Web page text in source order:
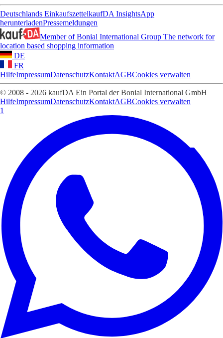
Deutschlands EinkaufszettelkaufDA InsightsApp
herunterladenPressemeldungen
Member of Bonial International Group The network for
location based shopping information
DE
FR
HilfeImpressumDatenschutzKontaktAGBCookies verwalten
© 2008 - 2026 kaufDA Ein Portal der Bonial International GmbH
HilfeImpressumDatenschutzKontaktAGBCookies verwalten
1